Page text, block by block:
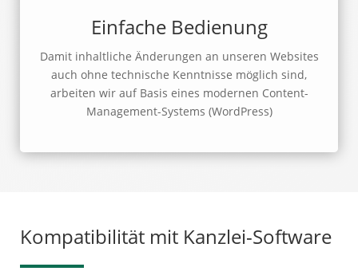
Einfache Bedienung
Damit inhaltliche Änderungen an unseren Websites
auch ohne technische Kenntnisse möglich sind,
arbeiten wir auf Basis eines modernen Content-
Management-Systems (WordPress)
Kompatibilität mit Kanzlei-Software